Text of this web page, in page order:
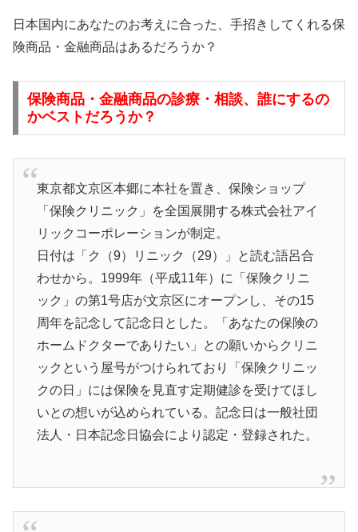
日本国内にあなたのお考えに合った、手招きしてくれる保
険商品・金融商品はあるだろうか？
保険商品・金融商品の診療・相談、誰にするの
かベストだろうか？
東京都文京区本郷に本社を置き、保険ショップ
「保険クリニック」を全国展開する株式会社アイ
リックコーポレーションが制定。
日付は「ク（9）リニック（29）」と読む語呂合
わせから。1999年（平成11年）に「保険クリニ
ック」の第1号店が文京区にオープンし、その15
周年を記念して記念日とした。「あなたの保険の
ホームドクターでありたい」との願いからクリニ
ックという屋号がつけられており「保険クリニッ
クの日」には保険を見直す定期健診を受けてほし
いとの想いが込められている。記念日は一般社団
法人・日本記念日協会により認定・登録された。